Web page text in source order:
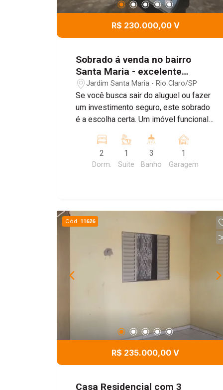
R$ 230.000,00 V
Sobrado á venda no bairro
Santa Maria - excelente
oportunidade!
Jardim Santa Maria - Rio Claro/SP
Se você busca sair do aluguel ou fazer
um investimento seguro, este sobrado
é a escolha certa. Um imóvel funcional,
benefício, localizado em região
tranquila e valorizada do bairro Santa
Maria. Parte térrea * Garagem coberta *
02 dormitórios bem distribuídos ?
Banheiro completo ? Varanda arejada
Diferenciais que facilitam o
fechamento: ** Aceita financiamento **
Ótimo potencial de valorização ** Ideal
para primeiro imóvel ou investimento
2
Dorm.
1
Suite
3
Banho
1
Garagem
Cód. 11626
R$ 235.000,00 V
Casa Residencial com 3